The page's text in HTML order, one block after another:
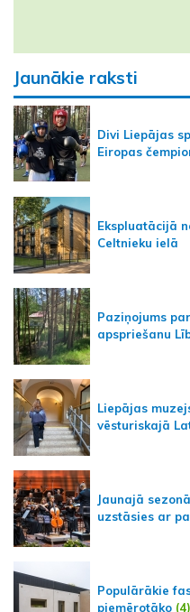
Jaunākie raksti
Divi Liepājas
Eiropas
Ekspluatācijā
Celtnieku ielā
Paziņojums
apspriešanu
Liepājas
vēsturiskajā
Jaunajā
uzstāsies ar
Populārākie
piemērotāko (4)